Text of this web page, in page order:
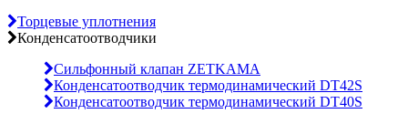
Торцевые уплотнения
Конденсатоотводчики
Сильфонный клапан ZETKAMA
Конденсатоотводчик термодинамический DT42S
Конденсатоотводчик термодинамический DT40S